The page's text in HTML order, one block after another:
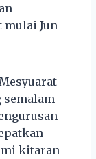
Jun
semalam
kitaran